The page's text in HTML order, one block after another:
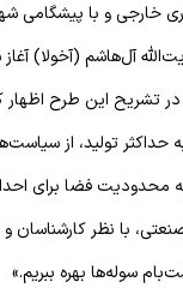
خارجی و با پیشگامی
آل‌هاشم (آخولا)
در تشریح این طرح اظهار
حداکثر تولید، از
محدودیت فضا برای
با نظر کارشناسان
سوله‌ها بهره ببریم.»